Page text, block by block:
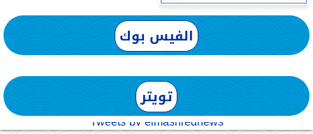
الفيس بوك
تويتر
Tweets by elmashreqnews